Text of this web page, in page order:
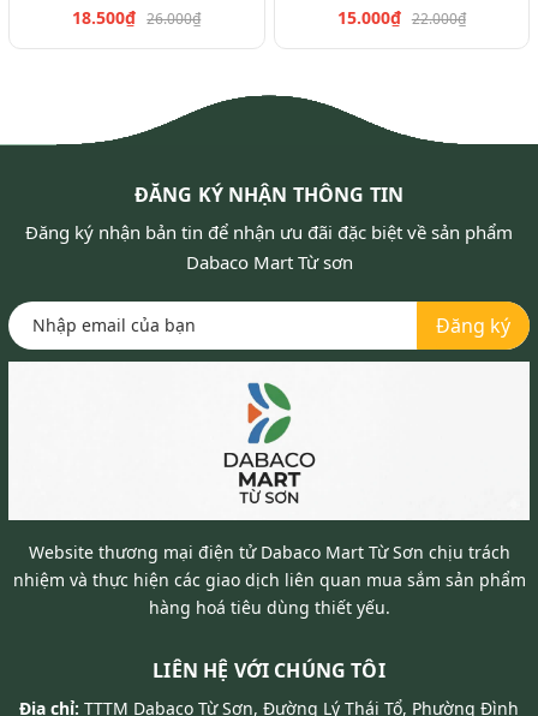
18.500₫ 26.000₫
15.000₫ 22.000₫
ĐĂNG KÝ NHẬN THÔNG TIN
Đăng ký nhận bản tin để nhận ưu đãi đặc biệt về sản phẩm
Dabaco Mart Từ sơn
Đăng ký
Website thương mại điện tử Dabaco Mart Từ Sơn chịu trách
nhiệm và thực hiện các giao dịch liên quan mua sắm sản phẩm
hàng hoá tiêu dùng thiết yếu.
LIÊN HỆ VỚI CHÚNG TÔI
Địa chỉ: TTTM Dabaco Từ Sơn, Đường Lý Thái Tổ, Phường Đình